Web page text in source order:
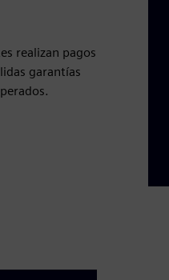
realizan pagos
garantías